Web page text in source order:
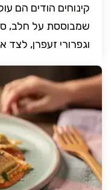
קינוחים הודים הם
שמבוססת על חלב,
וגפרורי זעפרן, לצד